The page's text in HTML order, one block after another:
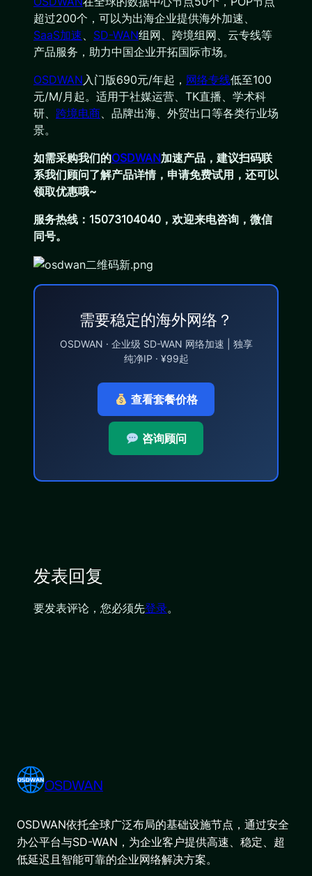
超过200个，可以为出海企业提供海外加速、
SaaS加速
SD-WAN组网、跨境组网、云专线等
产品服务，助力中国企业开拓国际市场。
OSDWAN 入门版690元/年起， 网络专线低至100
元/M/月起。适用于社媒运营、TK直播、学术科
研、 跨境电商 、品牌出海、外贸出口等各类行业场
景。
如需采购我们的OSDWAN加速产品，建议扫码联
系我们顾问了解产品详情，申请免费试用，还可以
领取优惠哦~
服务热线：15073104040，欢迎来电咨询，微信
同号。
需要稳定的海外网络？
OSDWAN · 企业级 SD-WAN 网络加速 | 独享
纯净IP · ¥99起
查看套餐价格
咨询顾问
发表回复
要发表评论，您必须先登录。
OSDWAN
OSDWAN依托全球广泛布局的基础设施节点，通过安全
办公平台与SD-WAN，为企业客户提供高速、稳定、超
低延迟且智能可靠的企业网络解决方案。